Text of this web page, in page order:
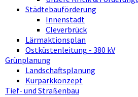
Städtebauförderung
Innenstadt
Cleverbrück
Lärmaktionsplan
Ostküstenleitung - 380 kV
Grünplanung
Landschaftsplanung
Kurparkkonzept
Tief- und Straßenbau